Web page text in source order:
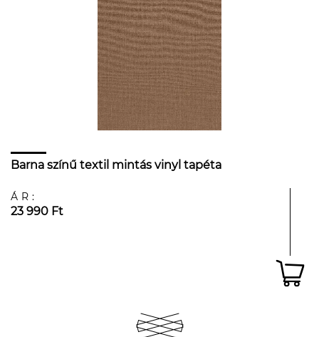
Barna színű textil mintás vinyl tapéta
ÁR:
23 990 Ft